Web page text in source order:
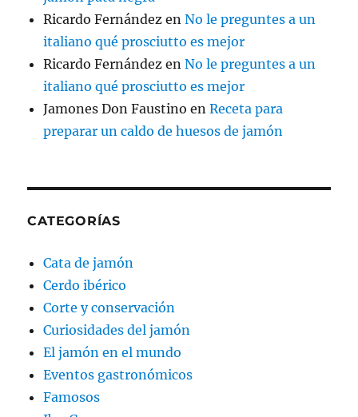
Ricardo Fernández enNo le preguntes a un
italiano qué prosciutto es mejor
Ricardo Fernández enNo le preguntes a un
italiano qué prosciutto es mejor
Jamones Don Faustino enReceta para
preparar un caldo de huesos de jamón
CATEGORÍAS
Cata de jamón
Cerdo ibérico
Corte y conservación
Curiosidades del jamón
El jamón en el mundo
Eventos gastronómicos
Famosos